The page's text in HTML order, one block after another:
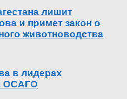
лишит
и примет закон о
животноводства
в лидерах
ОСАГО